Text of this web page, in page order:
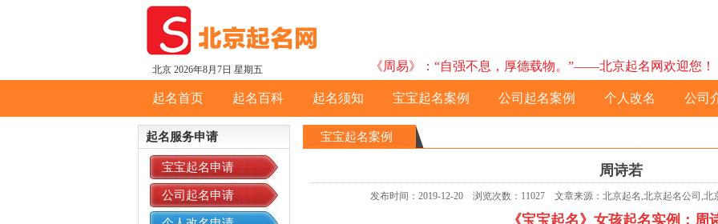
北京 2026年8月7日 星期五 《周易》：“自强不息，厚德载物。”——北京起名网欢迎您！
起名首页 起名百科 起名须知 宝宝起名案例 公司起名案例 个人改名 公司
起名服务申请
宝宝起名申请
公司起名申请
宝宝起名案例
周诗若
发布时间：2019-12-20 浏览次数：11027 文章来源：北京起名,北京起名公司,北
《宝宝起名》女孩起名实例： 周